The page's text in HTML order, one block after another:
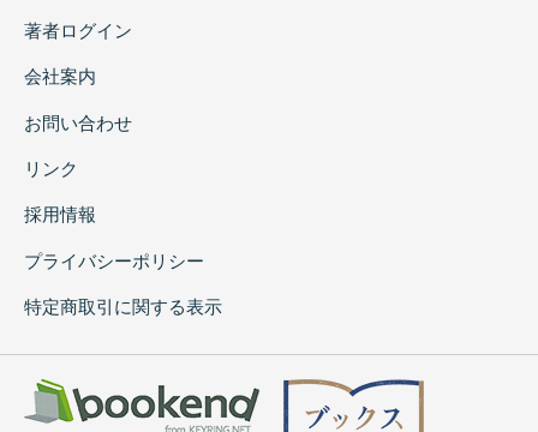
著者ログイン
会社案内
お問い合わせ
リンク
採用情報
プライバシーポリシー
特定商取引に関する表示